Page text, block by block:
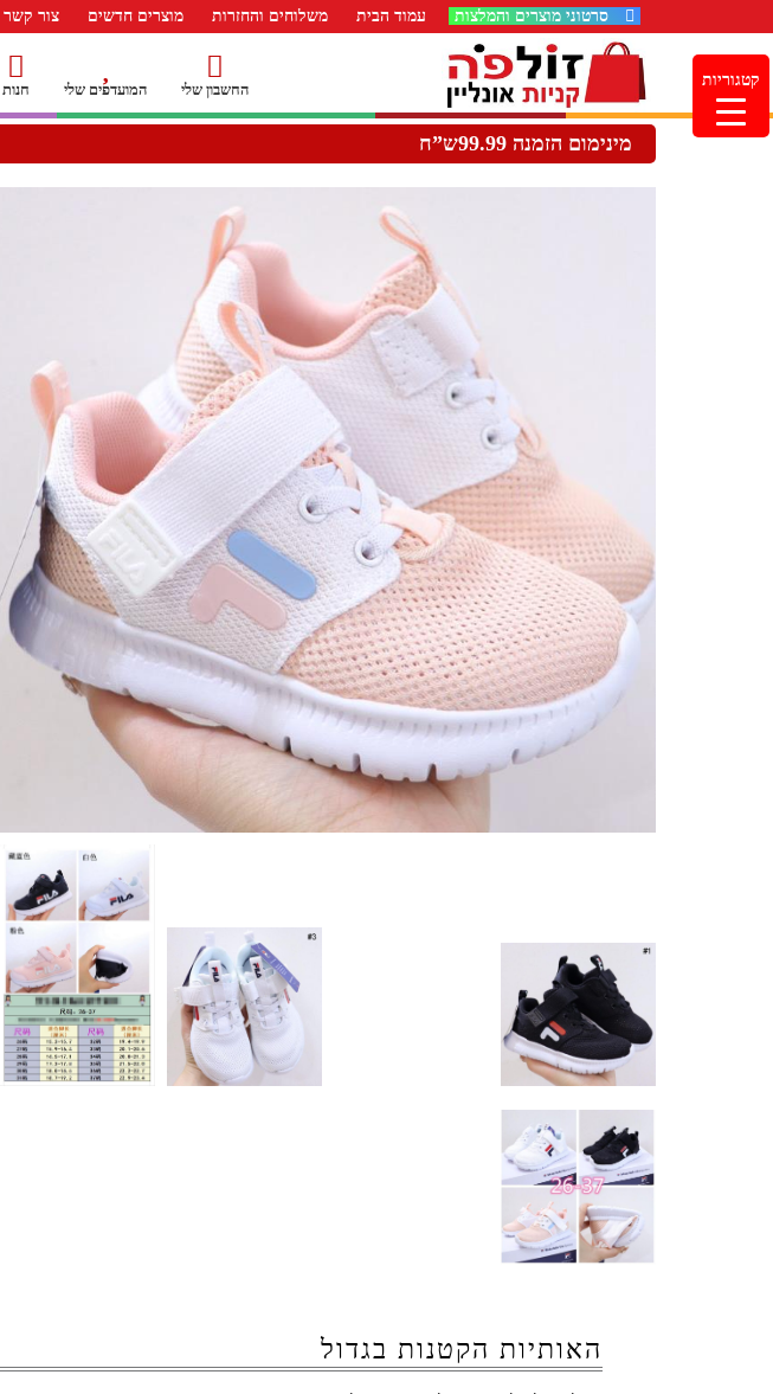
סרטוני מוצרים והמלצות עמוד הבית משלוחים והחזרות מוצרים חדשים צור קשר
החשבון שלי המועדפים שלי חנות
מינימום הזמנה 99.99ש”ח
האותיות הקטנות בגדול
קטגוריות